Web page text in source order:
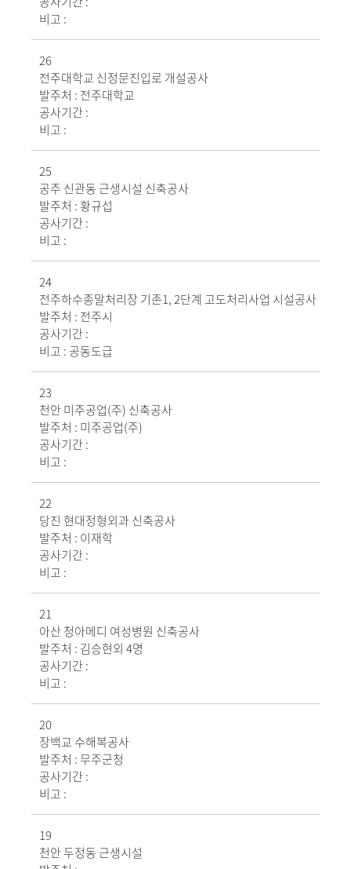
비고 :
26
전주대학교 신정문진입로 개설공사
발주처 : 전주대학교
공사기간 :
비고 :
25
공주 신관동 근생시설 신축공사
발주처 : 황규섭
공사기간 :
비고 :
24
전주하수종말처리장 기존1, 2단계 고도처리사업 시설공사
발주처 : 전주시
공사기간 :
비고 : 공동도급
23
천안 미주공업(주) 신축공사
발주처 : 미주공업(주)
공사기간 :
비고 :
22
당진 현대정형외과 신축공사
발주처 : 이재학
공사기간 :
비고 :
21
아산 청아메디 여성병원 신축공사
발주처 : 김승현외 4명
공사기간 :
비고 :
20
장백교 수해복공사
발주처 :무주군청
공사기간 :
비고 :
19
천안 두정동 근생시설